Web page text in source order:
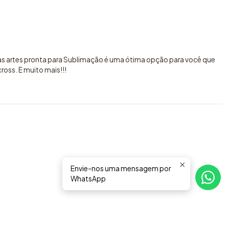
artes pronta para Sublimação é uma ótima opção para você que
E muito mais!!!
Envie-nos uma mensagem por
WhatsApp